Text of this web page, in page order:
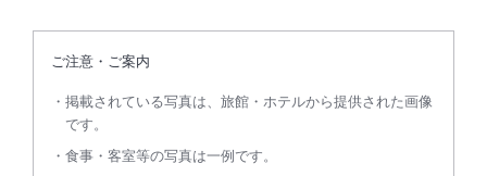
ご注意・ご案内
掲載されている写真は、旅館・ホテルから提供された画像
です。
食事・客室等の写真は一例です。